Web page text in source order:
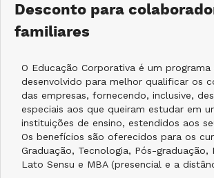
Desconto para
familiares
O Educação Corporativa é um programa
desenvolvido para melhor qualificar os
das empresas, fornecendo, inclusive,
especiais aos que queiram estudar em
instituições de ensino, estendidos aos
Os benefícios são oferecidos para os
Graduação, Tecnologia, Pós-graduação,
Lato Sensu e MBA (presencial e a